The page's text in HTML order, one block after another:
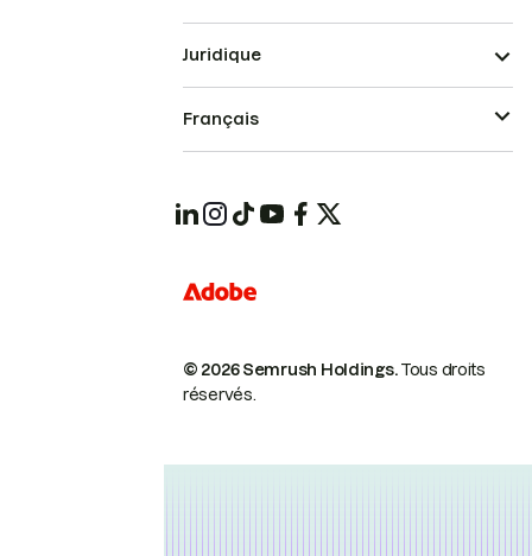
© 2026 Semrush Holdings.Tous droits
réservés.
Juridique
Français